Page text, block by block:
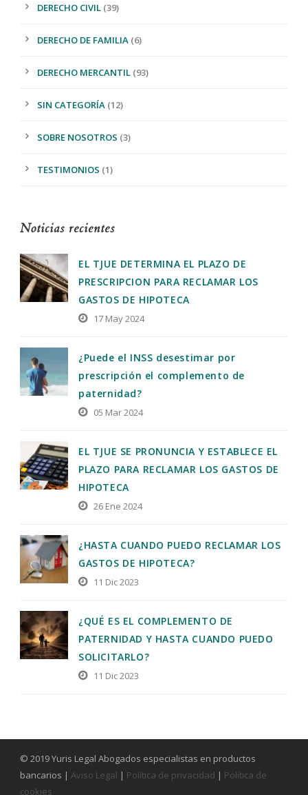
DERECHO CIVIL (39)
DERECHO DE FAMILIA (6)
DERECHO MERCANTIL (93)
SIN CATEGORÍA (12)
SOBRE NOSOTROS (3)
TESTIMONIOS (1)
Noticias recientes
EL TJUE DETERMINA EL PLAZO DE
PRESCRIPCION PARA RECLAMAR LOS
GASTOS DE HIPOTECA
17 May 2024
¿Puede el INSS desestimar por
prescripción el complemento de
paternidad?
05 Mar 2024
EL TJUE SE PRONUNCIA Y ESTABLECE EL
PLAZO PARA RECLAMAR LOS GASTOS DE
HIPOTECA
26 Ene 2024
¿HASTA CUANDO PUEDO RECLAMAR LOS
GASTOS DE HIPOTECA?
11 Dic 2023
¿QUÉ ES EL COMPLEMENTO DE
PATERNIDAD Y HASTA CUANDO PUEDO
SOLICITARLO?
11 Dic 2023
© 2019 Yuris Legal Abogados especialistas en productos
bancarios | Aviso Legal | Política de privacidad | Política de
cookies